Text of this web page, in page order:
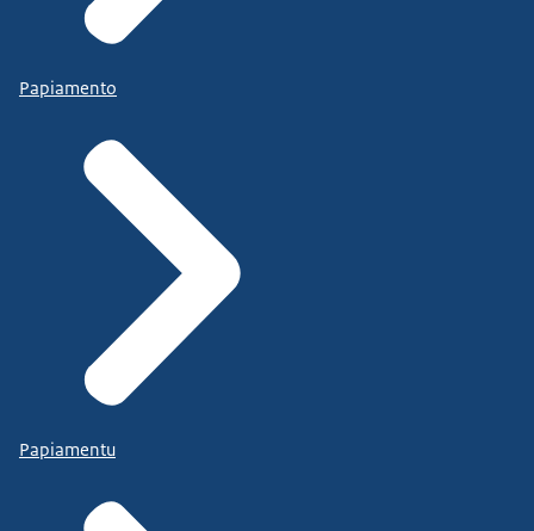
Papiamento
Papiamentu